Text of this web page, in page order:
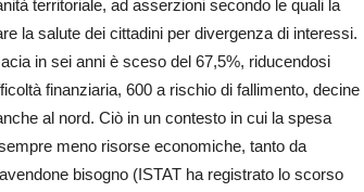
territoriale, ad asserzioni secondo le quali la
la salute dei cittadini per divergenza di interessi.
in sei anni è sceso del 67,5%, riducendosi
finanziaria, 600 a rischio di fallimento, decine
al nord. Ciò in un contesto in cui la spesa
meno risorse economiche, tanto da
bisogno (ISTAT ha registrato lo scorso